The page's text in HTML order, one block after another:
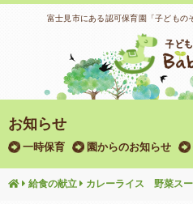
富士見市にある認可保育園「子どもの
お知らせ
一時保育 園からのお知らせ
給食の献立 カレーライス 野菜ス